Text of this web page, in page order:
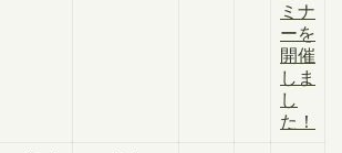
ミナ
ーを
開催
しま
し
た！